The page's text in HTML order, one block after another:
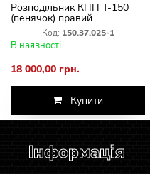
Розподільник КПП Т-150
(пенячок) правий
150.37.025-1
Код: 150.37.025-1
В наявності
18 000,00 грн.
Купити
Інформація